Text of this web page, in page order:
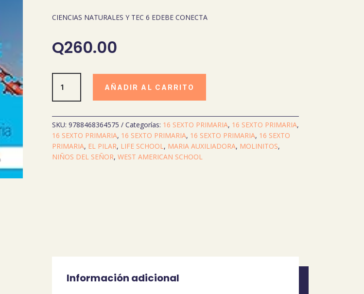
CIENCIAS NATURALES Y TEC 6 EDEBE CONECTA
Q260.00
NATURALES
Y
6
EDEBE
CONECTA
cantidad
AÑADIR AL CARRITO
SKU: 9788468364575 Categorías: 16 SEXTO PRIMARIA, 16 SEXTO PRIMARIA,
16 SEXTO PRIMARIA, 16 SEXTO PRIMARIA, 16 SEXTO PRIMARIA, 16 SEXTO
PRIMARIA, EL PILAR, LIFE SCHOOL , MARIA AUXILIADORA, MOLINITOS,
NIÑOS DEL SEÑOR, WEST AMERICAN SCHOOL
Información adicional